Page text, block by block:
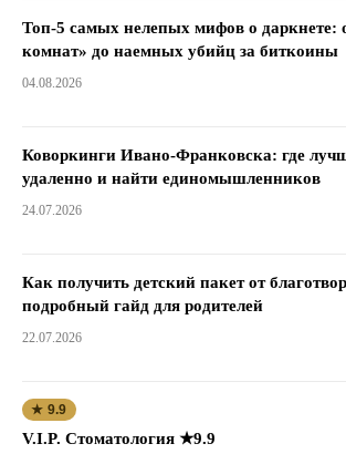
Топ-5 самых нелепых мифов о даркнете:
комнат» до наемных убийц за биткоины
04.08.2026
Коворкинги Ивано-Франковска: где
удаленно и найти единомышленников
24.07.2026
Как получить детский пакет от
подробный гайд для родителей
22.07.2026
★ 9.9
V.I.P. Стоматология ★9.9